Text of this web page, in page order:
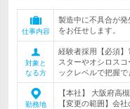
仕事内容
製造中に不具合が
をお任せします。
対象と
なる方
経験者採用【必須
スターやオシロス
ックレベルで把握で
勤務地
【本社】 大阪府高
【変更の範囲】会